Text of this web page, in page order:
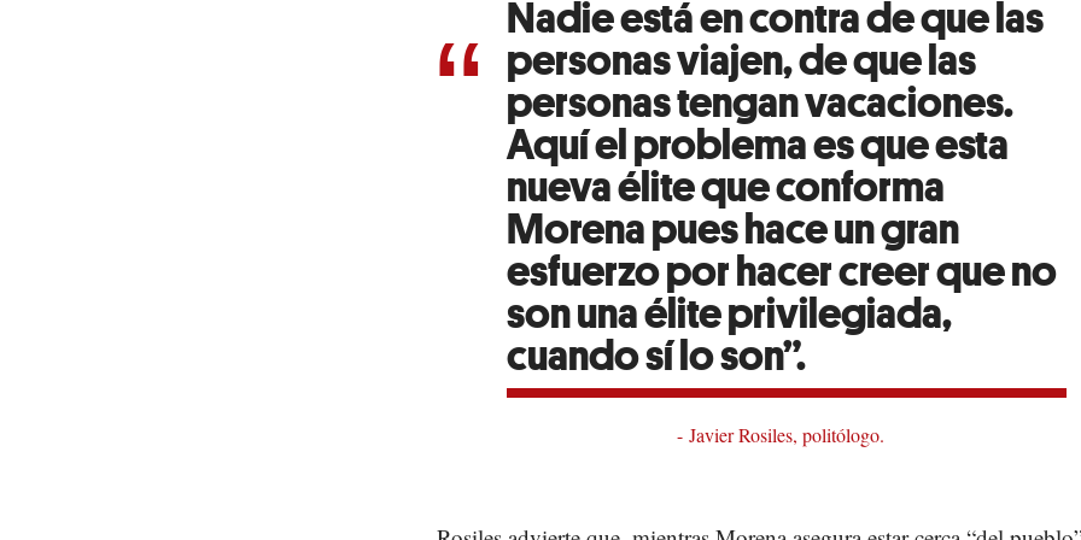
Nadie está en contra de que las
personas viajen, de que las
personas tengan vacaciones.
Aquí el problema es que esta
nueva élite que conforma
Morena pues hace un gran
esfuerzo por hacer creer que no
son una élite privilegiada,
cuando sí lo son”.
Javier Rosiles, politólogo.